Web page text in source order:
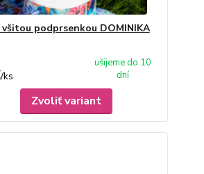
podprsenkou DOMINIKA
/ks
ušijeme do 10
dní
Zvoliť variant